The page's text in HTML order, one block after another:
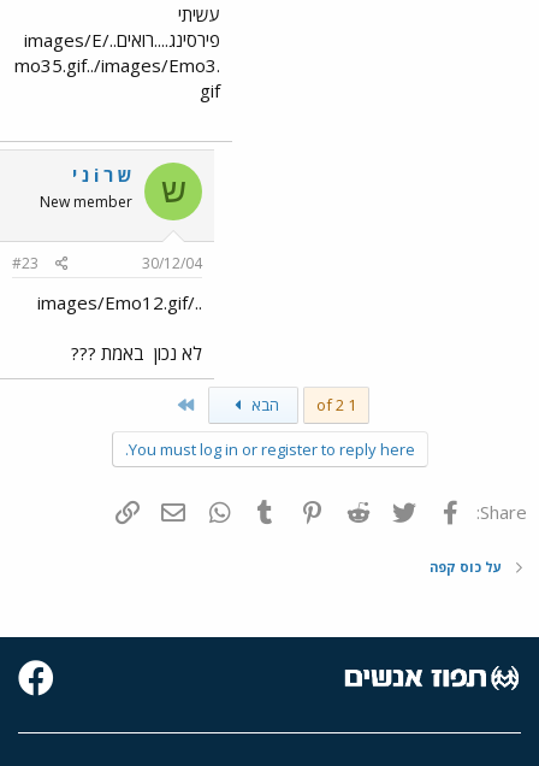
עשיתי
פירסינג....רואים../images/E
mo35.gif../images/Emo3.
gif
ש ש ר i נ י
New member
30/12/04
#23
../images/Emo12.gif
לא נכון באמת ???
1 of 2 הבא
You must log in or register to reply here.
Share: פייסבוק Twitter
Reddit
Pinterest
Tumblr
WhatsAppדואר אלקטרוני
על כוס קפה